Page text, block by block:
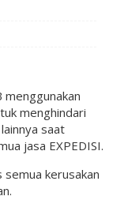
menggunakan
menghindari
saat
jasa EXPEDISI.
kerusakan